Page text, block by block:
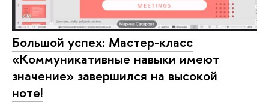
Большой успех: Мастер-класс
«Коммуникативные навыки имеют
значение» завершился на высокой
ноте!